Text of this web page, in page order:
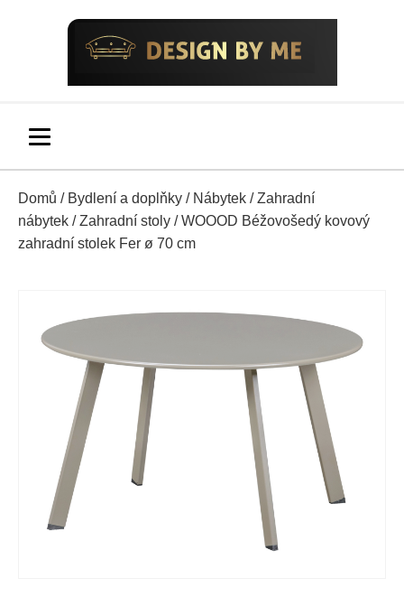
Domů / Bydlení a doplňky / Nábytek /Zahradní
nábytek /Zahradní stoly / WOOOD Béžovošedý kovový
zahradní stolek Fer ø 70 cm